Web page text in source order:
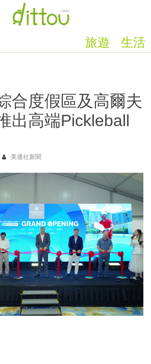
生活
旅遊
合度假區及高爾夫
出高端Pickleball
美通社新聞